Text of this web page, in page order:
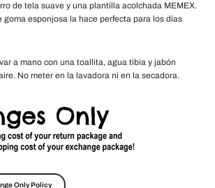
de tela suave y una plantilla acolchada MEMEX.
goma esponjosa la hace perfecta para los días
a mano con una toallita, agua tibia y jabón
No meter en la lavadora ni en la secadora.
Only Policy